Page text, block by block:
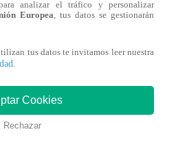
.
aprobar el dictamen
la posibilidad de que quienes
principalmente de los
analizar el tráfico y personalizar
Europea , tus datos se gestionarán
tus datos te invitamos leer nuestra
Cookies
Rechazar